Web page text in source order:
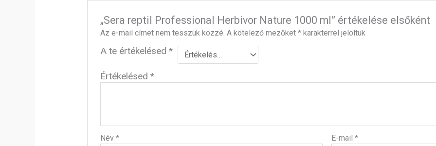
„Sera reptil Professional Herbivor Nature 1000 ml” értékelése elsőként
Az e-mail címet nem tesszük közzé. A kötelező mezőket* karakterrel jelöltük
A te értékelésed*
Értékelésed*
Név* E-mail*